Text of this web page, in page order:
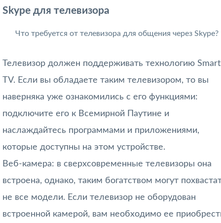
Skype для телевизора
Что требуется от телевизора для общения через Skype?
Телевизор должен поддерживать технологию Smart
TV. Если вы обладаете таким телевизором, то вы
наверняка уже ознакомились с его функциями:
подключите его к Всемирной Паутине и
наслаждайтесь программами и приложениями,
которые доступны на этом устройстве.
Веб-камера: в сверхсовременные телевизоры она
встроена, однако, таким богатством могут
не все модели. Если телевизор не оборудован
встроенной камерой, вам необходимо ее